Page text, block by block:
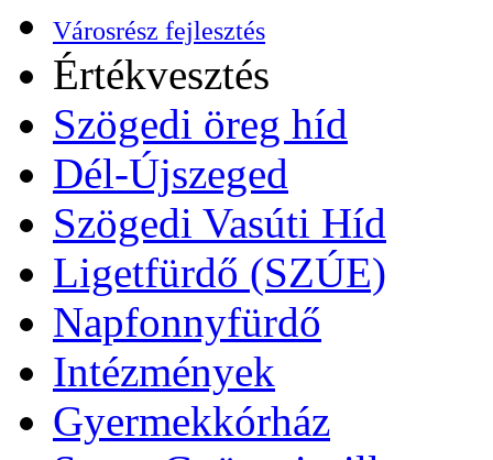
Városrész fejlesztés
Értékvesztés
Szögedi öreg híd
Dél-Újszeged
Szögedi Vasúti Híd
Ligetfürdő (SZÚE)
Napfonnyfürdő
Intézmények
Gyermekkórház